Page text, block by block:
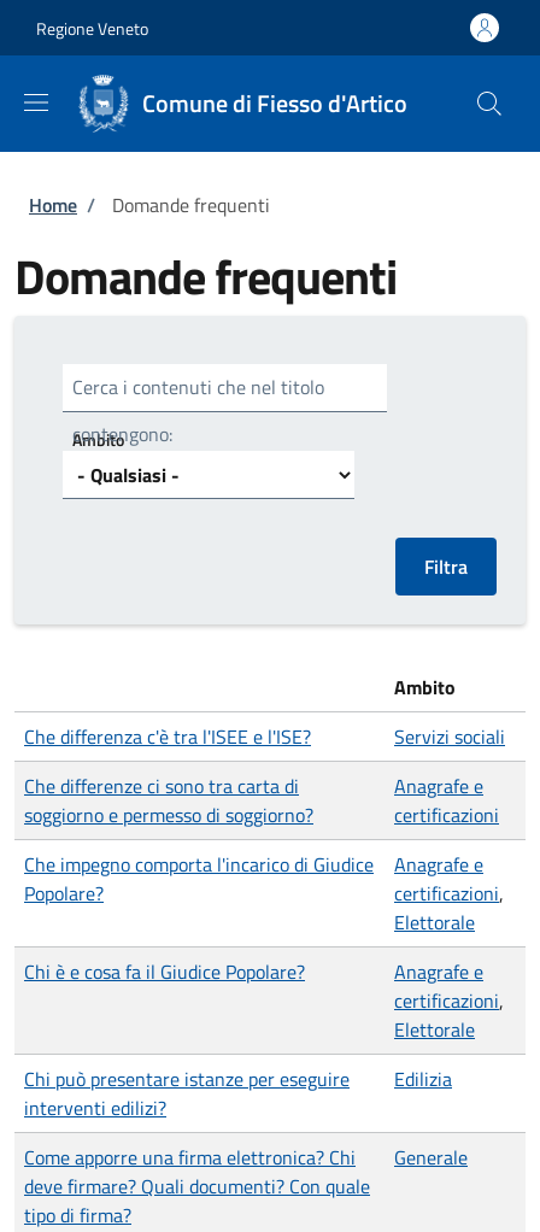
Regione Veneto
Comune di Fiesso d'Artico
Briciole di pane
Home / Domande frequenti
Domande frequenti
Cerca i contenuti che nel titolo
contengono:
Ambito
Ambito
Che differenza c'è tra l'ISEE e l'ISE?
Servizi sociali
Che differenze ci sono tra carta di
soggiorno e permesso di soggiorno?
Anagrafe e
certificazioni
Che impegno comporta l'incarico di Giudice
Popolare?
Anagrafe e
certificazioni,
Elettorale
Chi è e cosa fa il Giudice Popolare?
Anagrafe e
certificazioni,
Elettorale
Chi può presentare istanze per eseguire
interventi edilizi?
Edilizia
Come apporre una firma elettronica? Chi
deve firmare? Quali documenti? Con quale
tipo di firma?
Generale